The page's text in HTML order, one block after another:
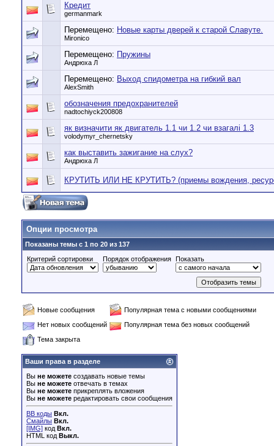
Кредит
germanmark
Перемещено: Новые карты дверей к старой Славуте.
Mironico
Перемещено: Пружины
Андрюха Л
Перемещено: Выход спидометра на гибкий вал
AlexSmith
обозначения предохранителей
nadtochiyck200808
як визначити як двигатель 1.1 чи 1.2 чи взагалі 1.3
volodymyr_chernetsky
как выставить зажигание на слух?
Андрюха Л
КРУТИТЬ ИЛИ НЕ КРУТИТЬ? (приемы вождения,
Опции просмотра
Показаны темы с 1 по 20 из 137
Критерий сортировки
Порядок отображения Показать
Новые сообщения
Популярная тема с новыми сообщениями
Нет новых сообщений
Популярная тема без новых сообщений
Тема закрыта
Ваши права в разделе
Вы не можете создавать новые темы
Вы не можете отвечать в темах
Вы не можете прикреплять вложения
Вы не можете редактировать свои сообщения
BB коды Вкл.
Смайлы Вкл.
[IMG] код Вкл.
HTML код Выкл.